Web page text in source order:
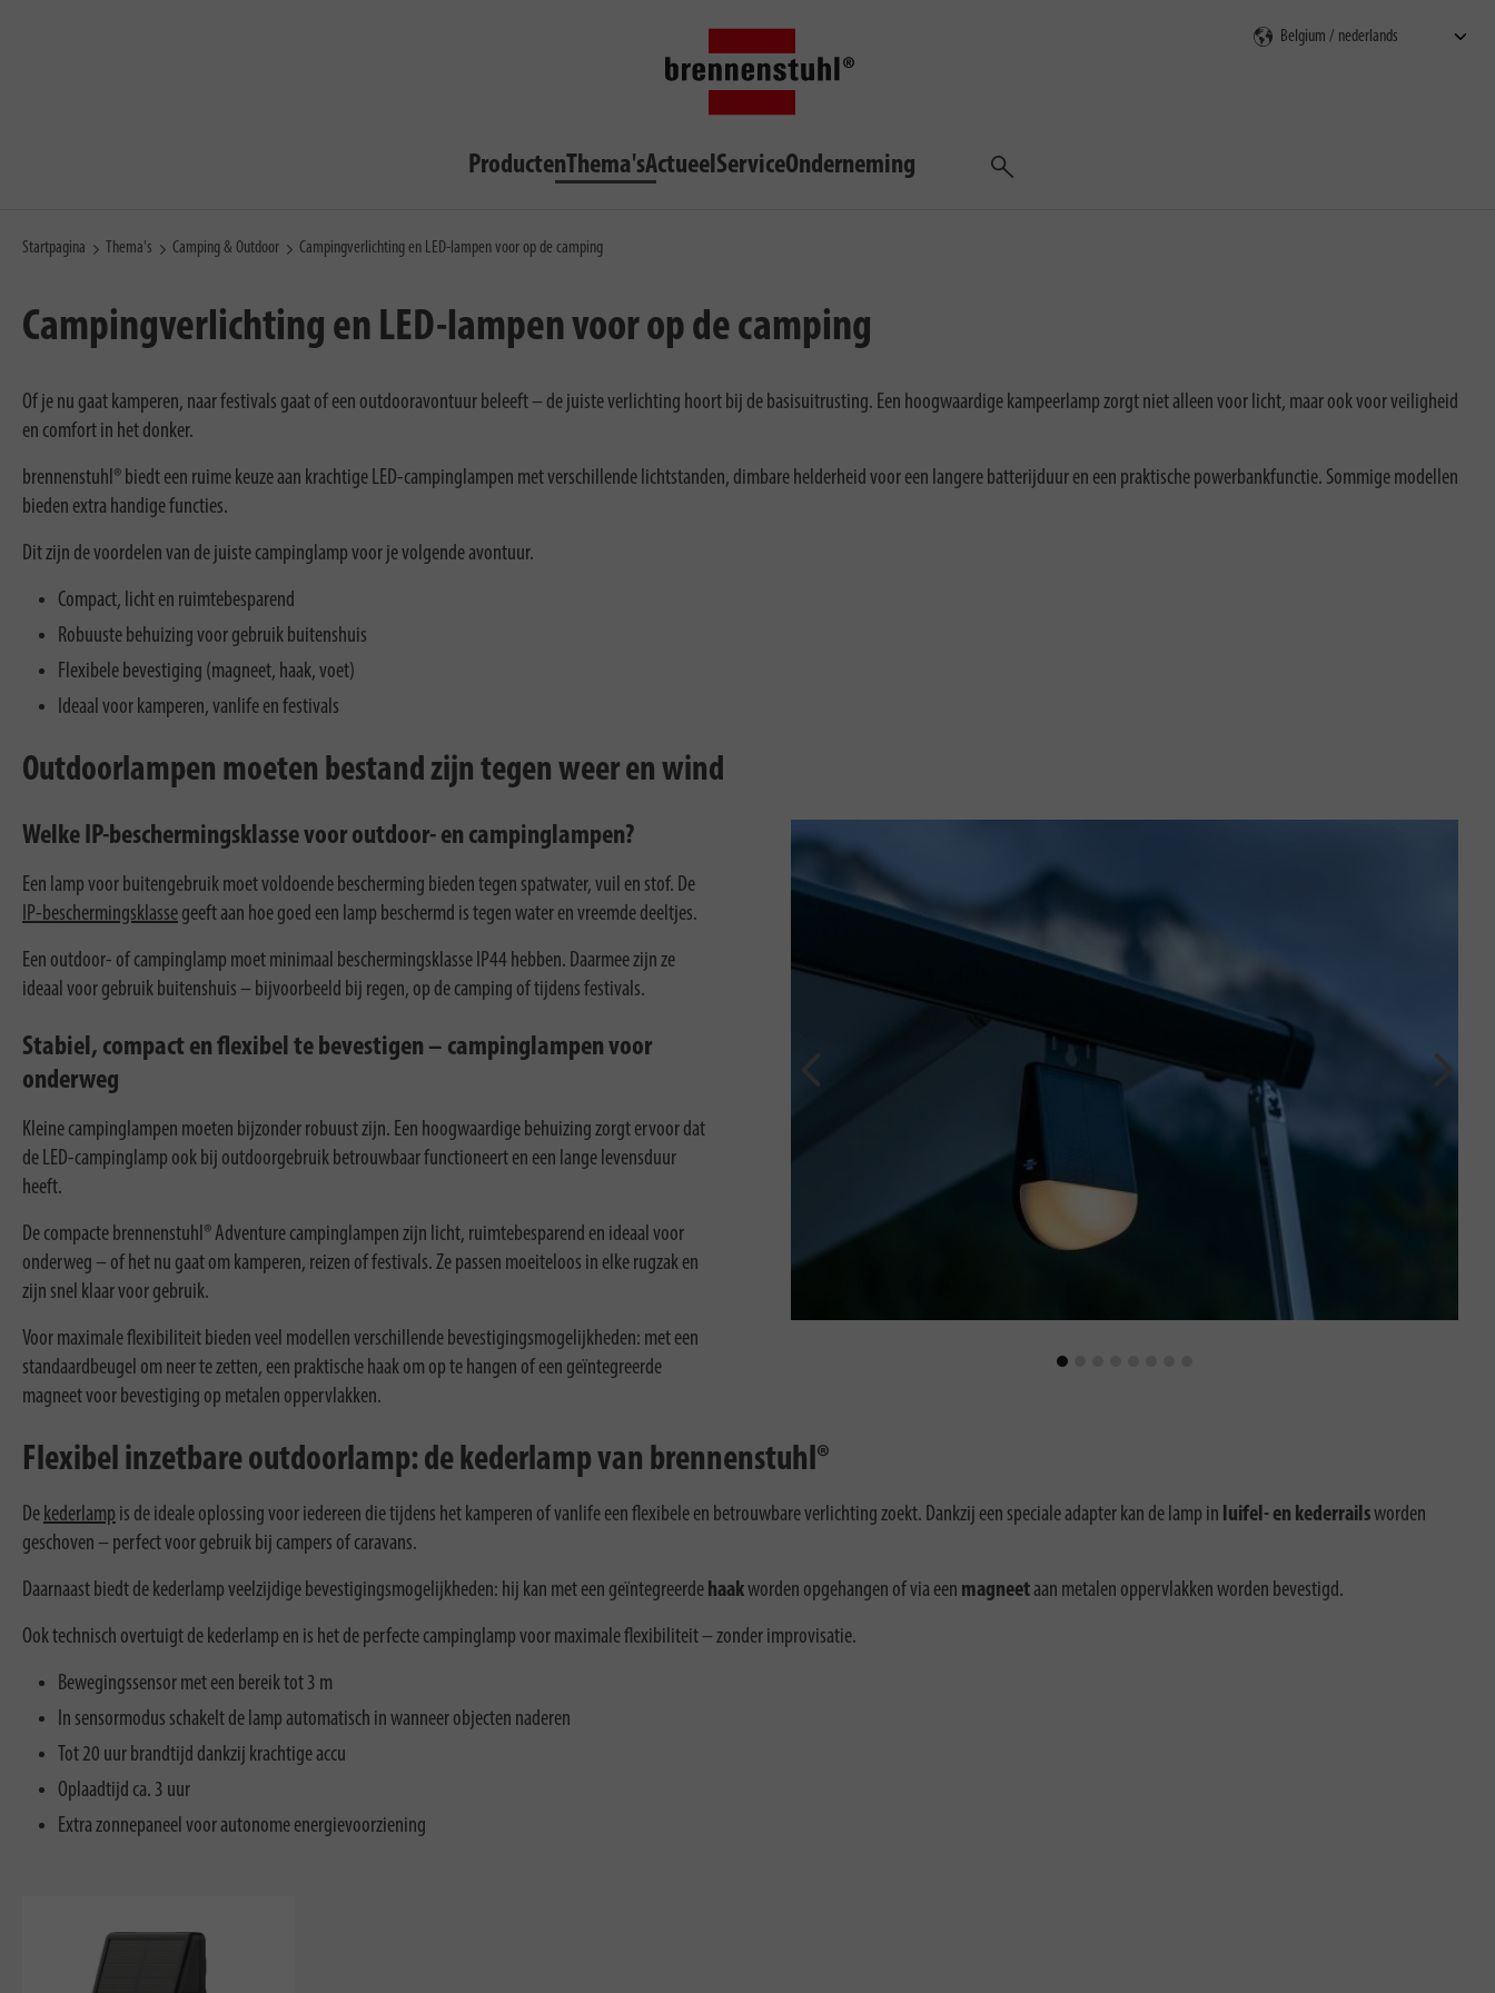
ProductenThema'sActueelServiceOnderneming
Zoeken
Startpagina Thema's Camping & Outdoor Campingverlichting en LED-lampen voor op de camping
Campingverlichting en LED-lampen voor op de camping
Of je nu gaat kamperen, naar festivals gaat of een outdooravontuur beleeft – de juiste verlichting hoort bij de basisuitrusting. Een hoogwaardige kampeerlamp zorgt niet alleen voor licht, maar ook voor veiligheid
en comfort in het donker.
brennenstuhl® biedt een ruime keuze aan krachtige LED-campinglampen met verschillende lichtstanden, dimbare helderheid voor een langere batterijduur en een praktische powerbankfunctie. Sommige modellen
bieden extra handige functies.
Dit zijn de voordelen van de juiste campinglamp voor je volgende avontuur.
Compact, licht en ruimtebesparend
Robuuste behuizing voor gebruik buitenshuis
Flexibele bevestiging (magneet, haak, voet)
Ideaal voor kamperen, vanlife en festivals
Outdoorlampen moeten bestand zijn tegen weer en wind
Welke IP-beschermingsklasse voor outdoor- en campinglampen?
Een lamp voor buitengebruik moet voldoende bescherming bieden tegen spatwater, vuil en stof. De
IP-beschermingsklasse geeft aan hoe goed een lamp beschermd is tegen water en vreemde deeltjes.
Een outdoor- of campinglamp moet minimaal beschermingsklasse IP44 hebben. Daarmee zijn ze
ideaal voor gebruik buitenshuis – bijvoorbeeld bij regen, op de camping of tijdens festivals.
Stabiel, compact en flexibel te bevestigen – campinglampen voor
onderweg
Kleine campinglampen moeten bijzonder robuust zijn. Een hoogwaardige behuizing zorgt ervoor dat
de LED-campinglamp ook bij outdoorgebruik betrouwbaar functioneert en een lange levensduur
heeft.
De compacte brennenstuhl® Adventure campinglampen zijn licht, ruimtebesparend en ideaal voor
onderweg – of het nu gaat om kamperen, reizen of festivals. Ze passen moeiteloos in elke rugzak en
zijn snel klaar voor gebruik.
Voor maximale flexibiliteit bieden veel modellen verschillende bevestigingsmogelijkheden: met een
standaardbeugel om neer te zetten, een praktische haak om op te hangen of een geïntegreerde
magneet voor bevestiging op metalen oppervlakken.
Flexibel inzetbare outdoorlamp: de kederlamp van brennenstuhl®
De kederlamp is de ideale oplossing voor iedereen die tijdens het kamperen of vanlife een flexibele en betrouwbare verlichting zoekt. Dankzij een speciale adapter kan de lamp in luifel- en kederrailsworden
geschoven – perfect voor gebruik bij campers of caravans.
Daarnaast biedt de kederlamp veelzijdige bevestigingsmogelijkheden: hij kan met een geïntegreerde haakworden opgehangen of via een magneetaan metalen oppervlakken worden bevestigd.
Ook technisch overtuigt de kederlamp en is het de perfecte campinglamp voor maximale flexibiliteit – zonder improvisatie.
Bewegingssensor met een bereik tot 3 m
In sensormodus schakelt de lamp automatisch in wanneer objecten naderen
Tot 20 uur brandtijd dankzij krachtige accu
Oplaadtijd ca. 3 uur
Extra zonnepaneel voor autonome energievoorziening